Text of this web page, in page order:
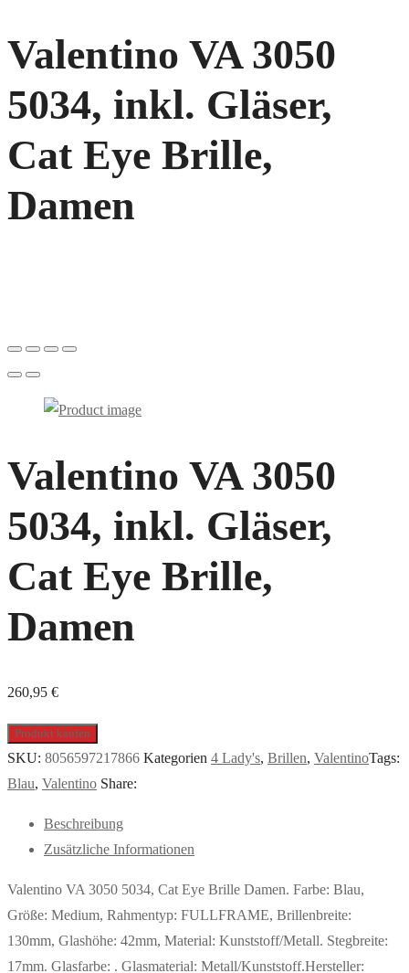
Valentino VA 3050
5034, inkl. Gläser,
Cat Eye Brille,
Damen
Valentino VA 3050
5034, inkl. Gläser,
Cat Eye Brille,
Damen
260,95 €
Produkt kaufen
SKU: 8056597217866 Kategorien 4 Lady's, Brillen, ValentinoTags:
Blau, Valentino Share:
Beschreibung
Zusätzliche Informationen
Valentino VA 3050 5034, Cat Eye Brille Damen. Farbe: Blau,
Größe: Medium, Rahmentyp: FULLFRAME, Brillenbreite:
130mm, Glashöhe: 42mm, Material: Kunststoff/Metall. Stegbreite:
17mm. Glasfarbe: . Glasmaterial: Metall/Kunststoff.Hersteller: